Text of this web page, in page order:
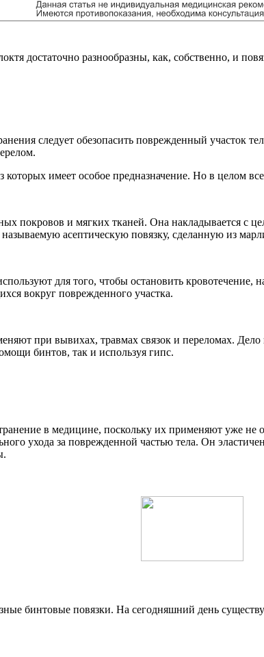
достаточно разнообразны, как, собственно, и
следует обезопасить поврежденный участок
которых имеет особое предназначение. Но в целом
покровов и мягких тканей. Она накладывается с
асептическую повязку, сделанную из
для того, чтобы остановить кровотечение,
вокруг поврежденного участка.
при вывихах, травмах связок и переломах.
бинтов, так и используя гипс.
в медицине, поскольку их применяют уже не
ухода за поврежденной частью тела. Он
бинтовые повязки. На сегодняшний день